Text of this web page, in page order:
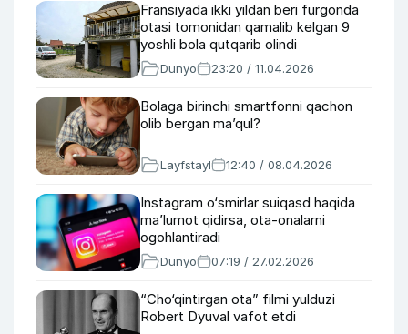
Fransiyada ikki yildan beri furgonda
otasi tomonidan qamalib kelgan 9
yoshli bola qutqarib olindi
Dunyo 23:20 / 11.04.2026
Bolaga birinchi smartfonni qachon
olib bergan ma’qul?
Layfstayl 12:40 / 08.04.2026
Instagram o‘smirlar suiqasd haqida
ma’lumot qidirsa, ota-onalarni
ogohlantiradi
Dunyo 07:19 / 27.02.2026
“Cho‘qintirgan ota” filmi yulduzi
Robert Dyuval vafot etdi